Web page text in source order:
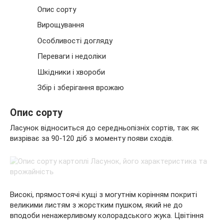
Опис сорту
Вирощування
Особливості догляду
Переваги і недоліки
Шкідники і хвороби
Збір і зберігання врожаю
Опис сорту
Ласунок відноситься до середньопізніх сортів, так як
визріває за 90-120 діб з моменту появи сходів.
Високі, прямостоячі кущі з могутнім корінням покриті
великими листям з жорстким пушком, який не до
вподоби ненажерливому колорадського жука. Цвітіння